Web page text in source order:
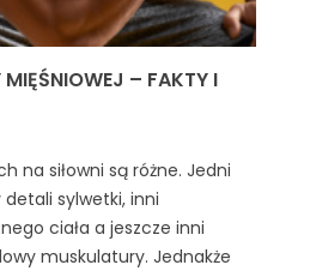
– FAKTY I
na siłowni są różne. Jedni
sylwetki, inni
ciała a jeszcze inni
muskulatury. Jednakże